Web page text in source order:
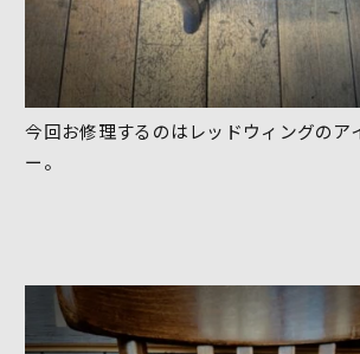
今回お修理するのはレッドウィングのア
ー。